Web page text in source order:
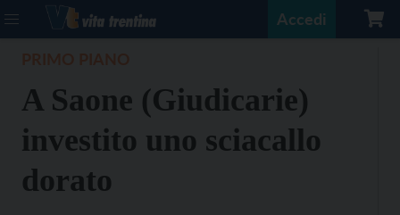
Accedi
A Saone (Giudicarie)
investito uno sciacallo
dorato